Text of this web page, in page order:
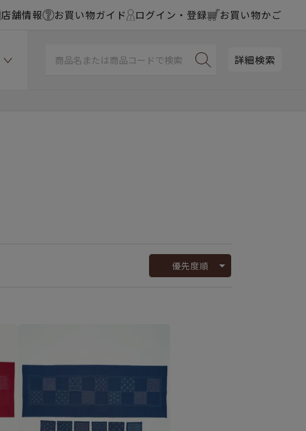
店舗情報 お買い物ガイド ログイン・登録 お買い物かご
詳細検索
優先度順